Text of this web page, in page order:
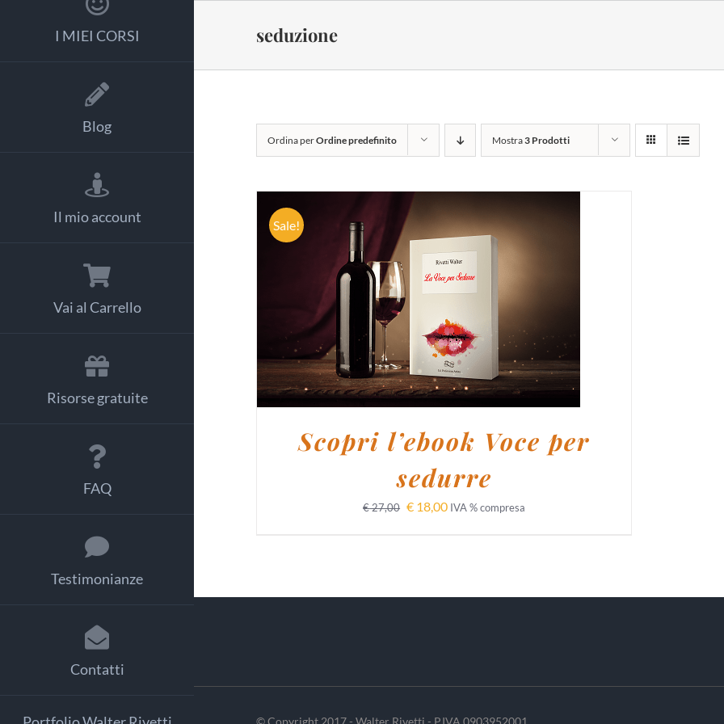
I MIEI CORSI
Blog
Il mio account
Vai al Carrello
Risorse gratuite
FAQ
Testimonianze
Contatti
seduzione
Ordina perOrdine predefinito Mostra3 Prodotti
Sale!
AGGIUNGI AL CARRELLO DETTAGLI
Scopri l’ebook Voce per
sedurre
€27,00 € 18,00 IVA % compresa